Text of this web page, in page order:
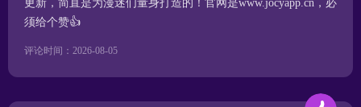
更新，简直是为漫迷们量身打造的！官网是www.jocyapp.cn，必
须给个赞👍
评论时间：2026-08-05